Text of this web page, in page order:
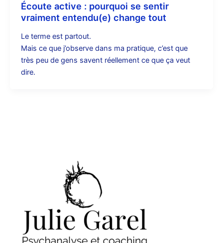
Écoute active : pourquoi se sentir
vraiment entendu(e) change tout
Le terme est partout.
Mais ce que j’observe dans ma pratique, c’est que
très peu de gens savent réellement ce que ça veut
dire.